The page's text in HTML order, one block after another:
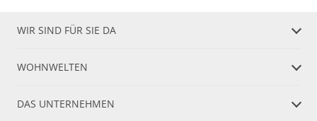
WIR SIND FÜR SIE DA
WOHNWELTEN
DAS UNTERNEHMEN